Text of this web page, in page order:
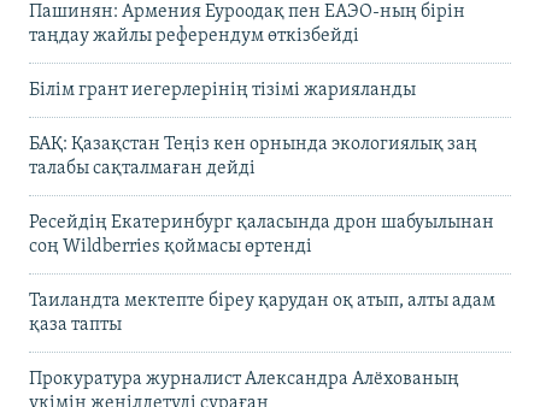
Пашинян: Армения Еуроодақ пен ЕАЭО-ның бірін
таңдау жайлы референдум өткізбейді
Білім грант иегерлерінің тізімі жарияланды
БАҚ: Қазақстан Теңіз кен орнында экологиялық заң
талабы сақталмаған дейді
Ресейдің Екатеринбург қаласында дрон шабуылынан
соң Wildberries қоймасы өртенді
Таиландта мектепте біреу қарудан оқ атып, алты адам
қаза тапты
Прокуратура журналист Александра Алёхованың